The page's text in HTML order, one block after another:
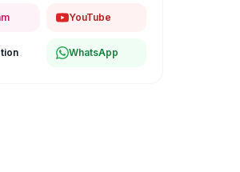
YouTube
WhatsApp